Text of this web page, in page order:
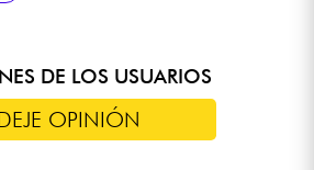
DE LOS USUARIOS
OPINIÓN